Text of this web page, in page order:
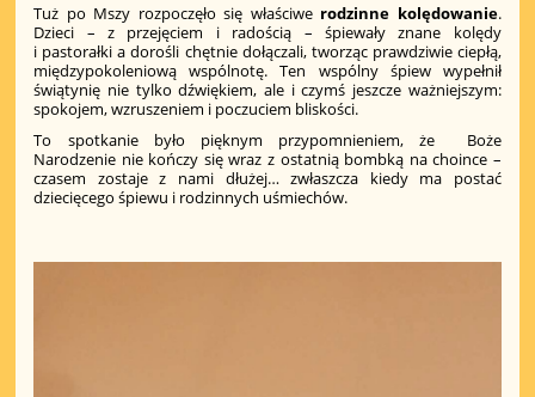
Tuż po Mszy rozpoczęło się właściwe rodzinne kolędowanie.
Dzieci – z przejęciem i radością – śpiewały znane kolędy
i pastorałki a dorośli chętnie dołączali, tworząc prawdziwie ciepłą,
międzypokoleniową wspólnotę. Ten wspólny śpiew wypełnił
świątynię nie tylko dźwiękiem, ale i czymś jeszcze ważniejszym:
spokojem, wzruszeniem i poczuciem bliskości.
To spotkanie było pięknym przypomnieniem, że Boże
Narodzenie nie kończy się wraz z ostatnią bombką na choince –
czasem zostaje z nami dłużej… zwłaszcza kiedy ma postać
dziecięcego śpiewu i rodzinnych uśmiechów.